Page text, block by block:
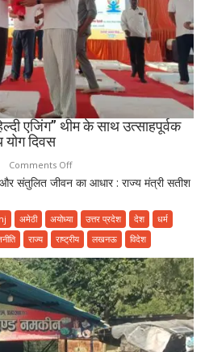
एजिंग” थीम के साथ उत्साहपूर्वक
योग दिवस
Comments Offon
Barabanki
योगा
फॉर
एजिंग”
थीम
के
साथ
उत्साहपूर्वक
संतुलित जीवन का आधार : राज्य मंत्री सतीश
अमेठी अयोध्या उत्तर प्रदेश देश
धर्म
राज्य राष्ट्रीय लखनऊ विदेश